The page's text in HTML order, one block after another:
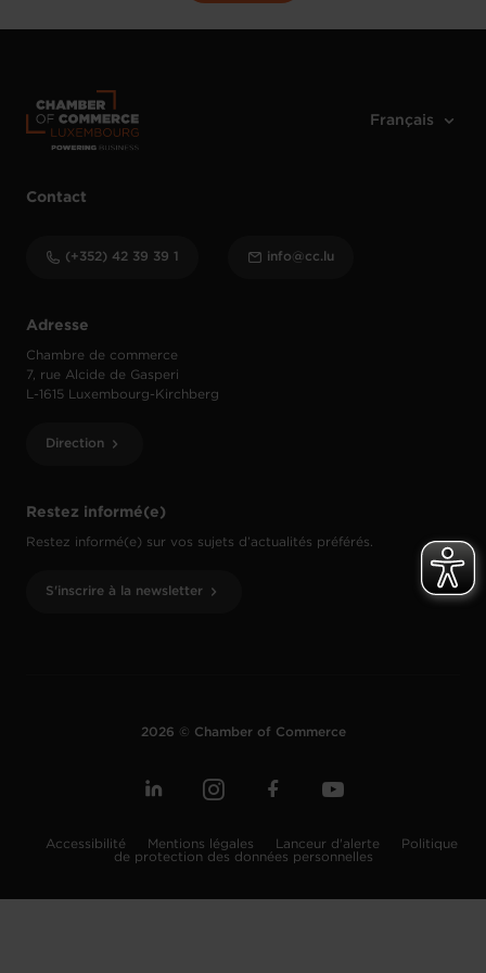
Restez informé(e)
Restez informé(e) sur vos sujets d’actualités préférés.
S'inscrire à la newsletter
Adresse
Chambre de commerce
7, rue Alcide de Gasperi
L-1615 Luxembourg-Kirchberg
Direction
Contact
(+352) 42 39 39 1 info@cc.lu
2026 © Chamber of Commerce
Accessibilité Mentions légales Lanceur d'alerte
Politique
de protection des données personnelles